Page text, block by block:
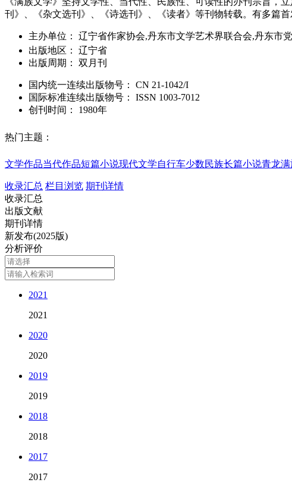
刊》、《杂文选刊》、《诗选刊》、《读者》等刊物转载。有多篇首
主办单位：
辽宁省作家协会,丹东市文学艺术界联合会,丹东市
出版地区：
辽宁省
出版周期：
双月刊
国内统一连续出版物号： CN 21-1042/I
国际标准连续出版物号 ： ISSN 1003-7012
创刊时间：
1980年
热门主题：
文学作品当代作品短篇小说现代文学自行车少数民族长篇小说青龙满
收录汇总 栏目浏览 期刊详情
收录汇总
出版文献
期刊详情
新发布(2025版)
分析评价
2021
2021
2020
2020
2019
2019
2018
2018
2017
2017